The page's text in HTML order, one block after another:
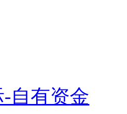
自有资金